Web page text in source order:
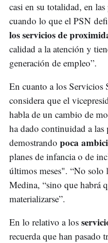
casi en su totalidad, en
cuando lo que el PSN
los servicios de
calidad a la atención y
generación de empleo”.
En cuanto a los Servicios
considera que el
habla de un cambio de
ha dado continuidad a
demostrando poca
planes de infancia o de
últimos meses". “No solo
Medina, “sino que habrá
materializarse”.
En lo relativo a los
recuerda que han pasado